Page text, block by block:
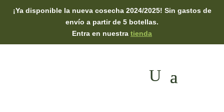
¡Ya disponible la nueva cosecha 2024/2025! Sin gastos de
envío a partir de 5 botellas.
Entra en nuestra tienda